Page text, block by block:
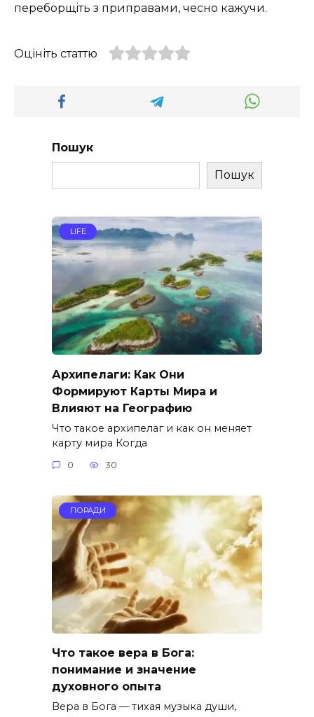
переборщіть з приправами, чесно кажучи.
Оцініть статтю
Пошук
Пошук
LIFE
Архипелаги: Как Они
Формируют Карты Мира и
Влияют на Географию
Что такое архипелаг и как он меняет
карту мира Когда
0 30
ПОРАДИ
Что такое вера в Бога:
понимание и значение
духовного опыта
Вера в Бога — тихая музыка души,